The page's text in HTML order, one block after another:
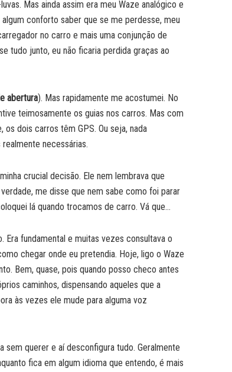
Mas ainda assim era meu Waze analógico e
conforto saber que se me perdesse, meu
no carro e mais uma conjunção de
tudo junto, eu não ficaria perdida graças ao
abertura). Mas rapidamente me acostumei. No
teimosamente os guias nos carros. Mas com
dois carros têm GPS. Ou seja, nada
necessárias.
crucial decisão. Ele nem lembrava que
me disse que nem sabe como foi parar
lá quando trocamos de carro. Vá que…
Era fundamental e muitas vezes consultava o
chegar onde eu pretendia. Hoje, ligo o Waze
Bem, quase, pois quando posso checo antes
caminhos, dispensando aqueles que a
às vezes ele mude para alguma voz
sem querer e aí desconfigura tudo. Geralmente
fica em algum idioma que entendo, é mais